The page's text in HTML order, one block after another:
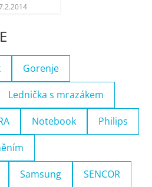
Gorenje
Lednička s mrazákem
Notebook Philips
Samsung SENCOR